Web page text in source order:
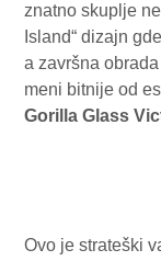
znatno skuplje
Island“ dizajn
a završna
meni bitnije od
Gorilla Glass
Ovo je strateški